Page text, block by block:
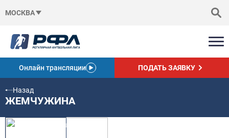
МОСКВА
Онлайн трансляции ПОДАТЬ ЗАЯВКУ
Назад
ЖЕМЧУЖИНА